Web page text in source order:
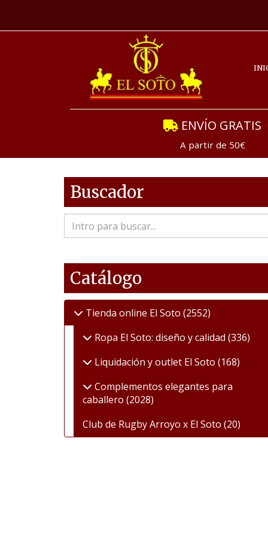
ENVÍO GRATIS
A partir de 50€
Buscador
Catálogo
Tienda online El Soto (2552)
Ropa El Soto: diseño y calidad (336)
Liquidación y outlet El Soto (168)
Complementos elegantes para
caballero (2028)
Club de Rugby Arroyo x El Soto (20)